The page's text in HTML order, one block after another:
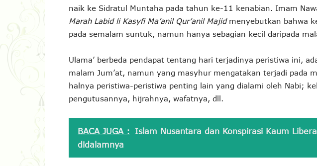
naik ke Sidratul Muntaha pada tahun ke-11 kenabian. Imam
Marah Labid li Kasyfi Ma’anil Qur’anil Majidmenyebutkan bahwa
pada semalam suntuk, namun hanya sebagian kecil daripada
Ulama’ berbeda pendapat tentang hari terjadinya peristiwa ini,
malam Jum’at, namun yang masyhur mengatakan terjadi pada
halnya peristiwa-peristiwa penting lain yang dialami oleh Nabi;
pengutusannya, hijrahnya, wafatnya, dll.
BACA JUGA :
Islam Nusantara dan Konspirasi Kaum
didalamnya